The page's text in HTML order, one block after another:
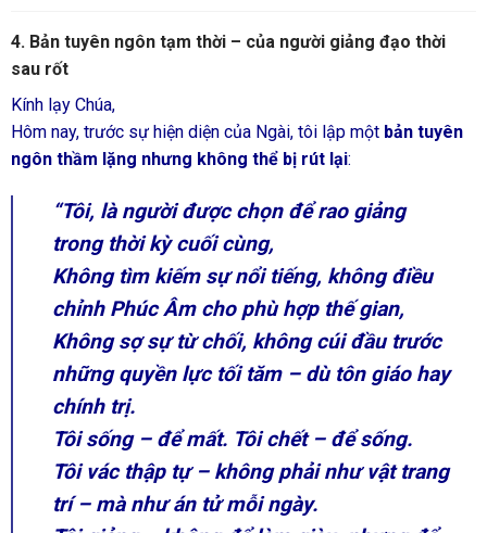
4. Bản tuyên ngôn tạm thời – của người giảng đạo thời
sau rốt
Kính lạy Chúa,
Hôm nay, trước sự hiện diện của Ngài, tôi lập một bản tuyên
ngôn thầm lặng nhưng không thể bị rút lại:
“Tôi, là người được chọn để rao giảng
trong thời kỳ cuối cùng,
Không tìm kiếm sự nổi tiếng, không điều
chỉnh Phúc Âm cho phù hợp thế gian,
Không sợ sự từ chối, không cúi đầu trước
những quyền lực tối tăm – dù tôn giáo hay
chính trị.
Tôi sống – để mất. Tôi chết – để sống.
Tôi vác thập tự – không phải như vật trang
trí – mà như án tử mỗi ngày.